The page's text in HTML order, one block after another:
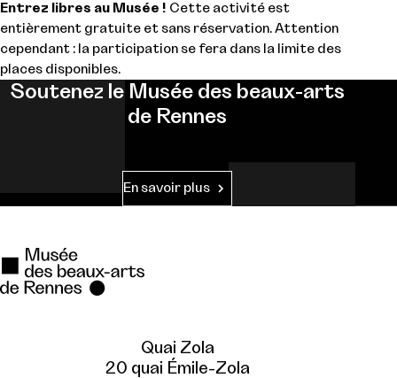
Entrez libres au Musée ! Cette activité est
entièrement gratuite et sans réservation. Attention
cependant : la participation se fera dans la limite des
places disponibles.
Soutenez le Musée des beaux-arts
de Rennes
En savoir plus
Quai Zola
20 quai Émile-Zola